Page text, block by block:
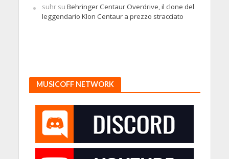
suhrsu Behringer Centaur Overdrive, il clone del
leggendario Klon Centaur a prezzo stracciato
MUSICOFF NETWORK